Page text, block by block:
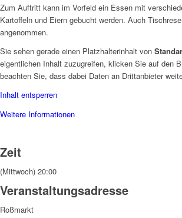
Zum Auftritt kann im Vorfeld ein Essen mit
Kartoffeln und Eiern gebucht werden. Auch
angenommen.
Sie sehen gerade einen Platzhalterinhalt von
eigentlichen Inhalt zuzugreifen, klicken Sie auf den
beachten Sie, dass dabei Daten an Drittanbieter
Inhalt entsperren
Weitere Informationen
Zeit
(Mittwoch) 20:00
Veranstaltungsadresse
Roßmarkt